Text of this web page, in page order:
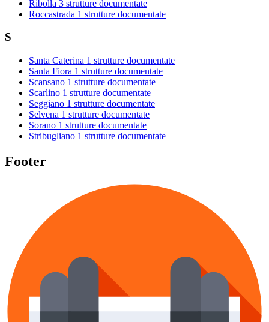
Ribolla 3 strutture documentate
Roccastrada 1 strutture documentate
S
Santa Caterina 1 strutture documentate
Santa Fiora 1 strutture documentate
Scansano 1 strutture documentate
Scarlino 1 strutture documentate
Seggiano 1 strutture documentate
Selvena 1 strutture documentate
Sorano 1 strutture documentate
Stribugliano 1 strutture documentate
Footer